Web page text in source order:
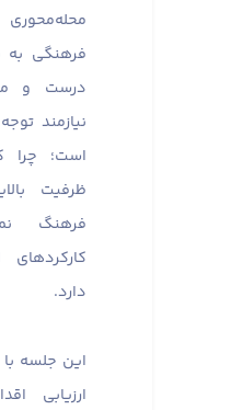
فرهنگی به
درست و
نیازمند
است؛ چرا
ظرفیت
فرهنگ
دارد.
این جلسه
ارزیابی